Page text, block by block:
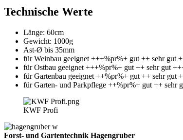
Technische Werte
Länge: 60cm
Gewicht: 1000g
Ast-Ø bis 35mm
für Weinbau geeignet +++%pr%+ gut ++ sehr gut
für Ostbau geeignet +++%pr%+ gut ++ sehr gut
für Gartenbau geeignet ++%pr%+ gut ++ sehr gut
für Garten- und Parkpflege ++%pr%+ gut ++ sehr
KWF Profi
Forst- und Gartentechnik Hagengruber